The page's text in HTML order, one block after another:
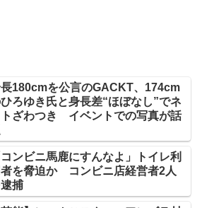
180cmを公言のGACKT、174cm
ろゆき氏と身長差“ほぼなし”でネ
トざわつき イベントでの写真が話
コンビニ馬鹿にすんなよ」トイレ利
者を脅迫か コンビニ店経営者2人
捕